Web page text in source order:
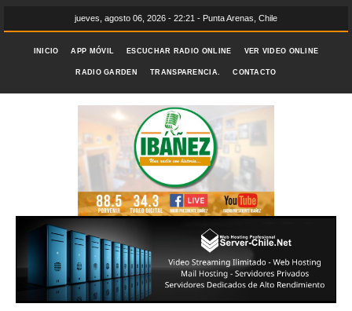
jueves, agosto 06, 2026 - 22:21 - Punta Arenas, Chile
INICIO APP MÓVIL ESCUCHAR RADIO ONLINE VER VIDEO ONLINE
RADIO GARDEN TRANSPARENCIA. CONTACTO